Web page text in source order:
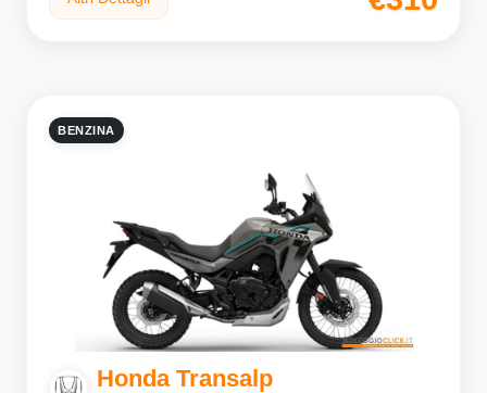
BENZINA
Honda Transalp